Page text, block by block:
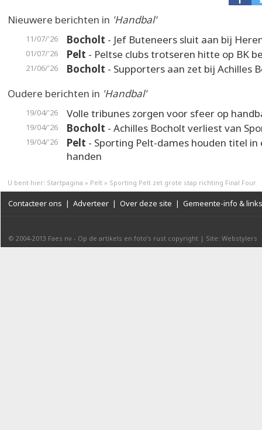
Nieuwere berichten in 'Handbal'
11/07/'26 Bocholt - Jef Buteneers sluit aan bij
01/07/'26 Pelt - Peltse clubs trotseren hitte op BK
21/06/'26 Bocholt - Supporters aan zet bij Achilles
Oudere berichten in 'Handbal'
19/04/'26 Volle tribunes zorgen voor sfeer op
19/04/'26 Bocholt - Achilles Bocholt verliest van
19/04/'26 Pelt - Sporting Pelt-dames houden titel in
handen
U bent hier: Startpagina » Pelt » Sporting Pelt zet grote stap richting Final Four
Contacteer ons | Adverteer | Over deze site | Gemeente-info & links
© 2004-2013 Faes nv - Op de artikels en foto’s rust copyright | Site: Webstylers